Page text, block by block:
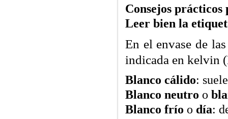
Consejos
Leer bien la
En el envase de
indicada en kelvin
Blanco cálido:
Blanco neutro o
Blanco frío o dí­a: